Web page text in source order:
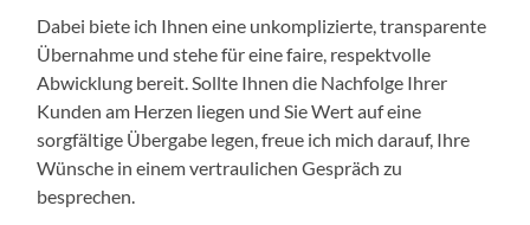
Dabei biete ich Ihnen eine unkomplizierte, transparente
Übernahme und stehe für eine faire, respektvolle
Abwicklung bereit. Sollte Ihnen die Nachfolge Ihrer
Kunden am Herzen liegen und Sie Wert auf eine
sorgfältige Übergabe legen, freue ich mich darauf, Ihre
Wünsche in einem vertraulichen Gespräch zu
besprechen.